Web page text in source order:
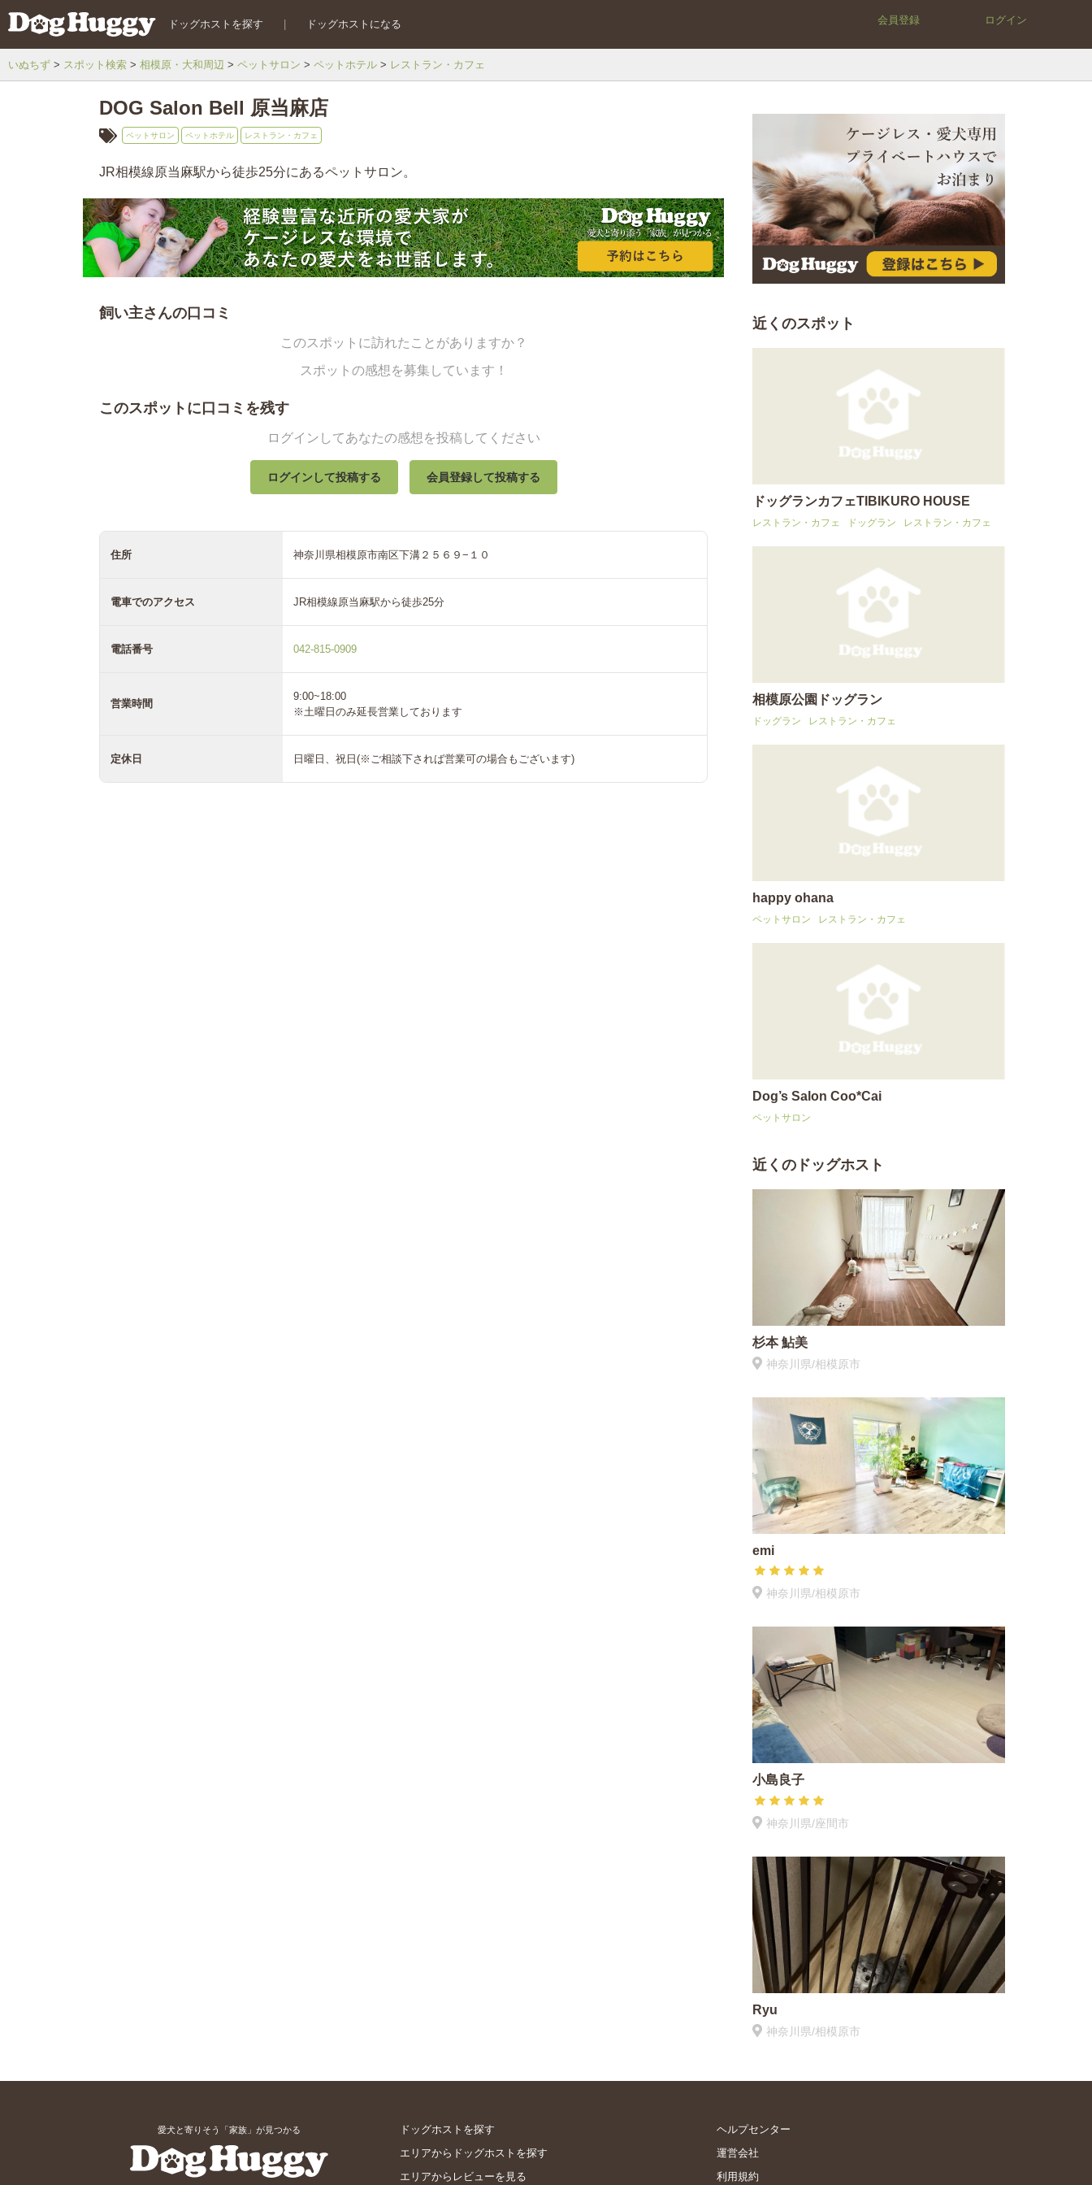
ドッグホストを探す ドッグホストになる 会員登録 ログイン
いぬちず スポット検索 相模原・大和周辺 ペットサロン ペットホテル レストラン・カフェ
DOG Salon Bell 原当麻店
ペットサロン ペットホテル レストラン・カフェ
JR相模線原当麻駅から徒歩25分にあるペットサロン。
飼い主さんの口コミ
このスポットに訪れたことがありますか？
スポットの感想を募集しています！
このスポットに口コミを残す
ログインしてあなたの感想を投稿してください
ログインして投稿する 会員登録して投稿する
住所 神奈川県相模原市南区下溝２５６９−１０
電車でのアクセス JR相模線原当麻駅から徒歩25分
電話番号 042-815-0909
営業時間
9:00~18:00
※土曜日のみ延長営業しております
定休日 日曜日、祝日(※ご相談下されば営業可の場合もございます)
近くのスポット
ドッグランカフェTIBIKURO HOUSE
レストラン・カフェ ドッグラン レストラン・カフェ
相模原公園ドッグラン
ドッグラン レストラン・カフェ
happy ohana
ペットサロン レストラン・カフェ
Dog’s Salon Coo*Cai
ペットサロン
近くのドッグホスト
杉本 鮎美
神奈川県/相模原市
emi
神奈川県/相模原市
小島良子
神奈川県/座間市
Ryu
神奈川県/相模原市
愛犬と寄りそう「家族」が見つかる
ドッグホストを探す
エリアからドッグホストを探す
エリアからレビューを見る
ヘルプセンター
運営会社
利用規約